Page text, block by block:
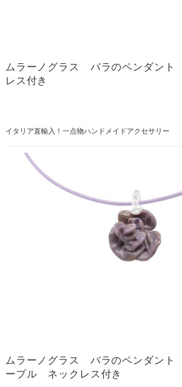
ムラーノグラス バラのペンダン
レス付き
イタリア直輸入！一点物ハンドメイドアクセサリー
ムラーノグラス バラのペンダント
ープル ネックレス付き